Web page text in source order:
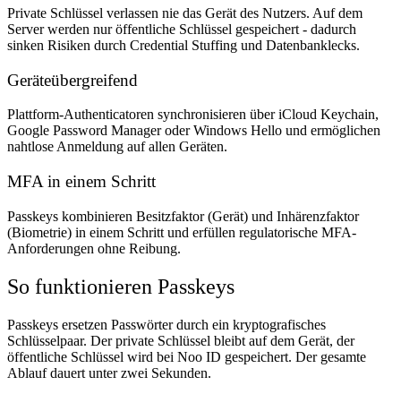
Private Schlüssel verlassen nie das Gerät des Nutzers. Auf dem
Server werden nur öffentliche Schlüssel gespeichert - dadurch
sinken Risiken durch Credential Stuffing und Datenbanklecks.
Geräteübergreifend
Plattform-Authenticatoren synchronisieren über iCloud Keychain,
Google Password Manager oder Windows Hello und ermöglichen
nahtlose Anmeldung auf allen Geräten.
MFA in einem Schritt
Passkeys kombinieren Besitzfaktor (Gerät) und Inhärenzfaktor
(Biometrie) in einem Schritt und erfüllen regulatorische MFA-
Anforderungen ohne Reibung.
So funktionieren Passkeys
Passkeys ersetzen Passwörter durch ein kryptografisches
Schlüsselpaar. Der private Schlüssel bleibt auf dem Gerät, der
öffentliche Schlüssel wird bei Noo ID gespeichert. Der gesamte
Ablauf dauert unter zwei Sekunden.